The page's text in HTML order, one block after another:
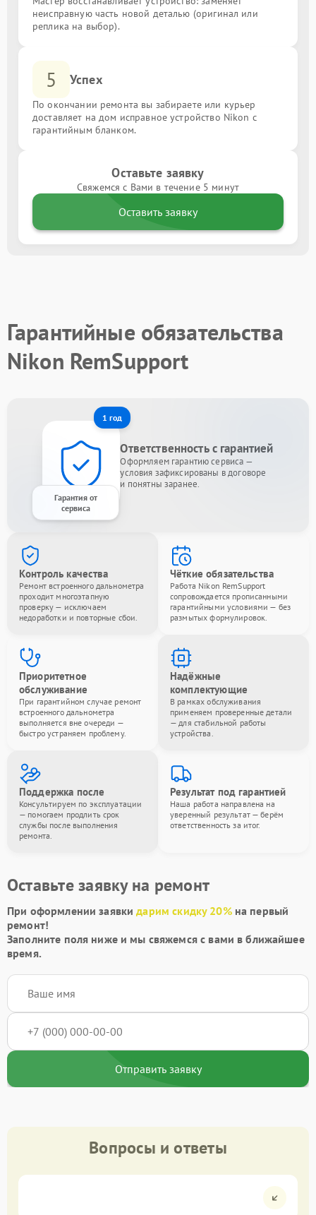
неисправную часть новой деталью (оригинал или
реплика на выбор).
5 Успех
По окончании ремонта вы забираете или курьер
доставляет на дом исправное устройство Nikon с
гарантийным бланком.
Оставьте заявку
Свяжемся с Вами в течение 5 минут
Оставить заявку
Гарантийные обязательства
Nikon RemSupport
1 год
Гарантия от
сервиса
Ответственность с гарантией
Оформляем гарантию сервиса —
условия зафиксированы в договоре
и понятны заранее.
Контроль качества
Ремонт встроенного дальнометра
проходит многоэтапную
проверку — исключаем
недоработки и повторные сбои.
Чёткие обязательства
Работа Nikon RemSupport
сопровождается прописанными
гарантийными условиями — без
размытых формулировок.
Приоритетное
обслуживание
При гарантийном случае ремонт
встроенного дальнометра
выполняется вне очереди —
быстро устраняем проблему.
Надёжные
комплектующие
В рамках обслуживания
применяем проверенные детали
— для стабильной работы
устройства.
Поддержка после
Консультируем по эксплуатации
— помогаем продлить срок
службы после выполнения
ремонта.
Результат под гарантией
Наша работа направлена на
уверенный результат — берём
ответственность за итог.
Оставьте заявку на ремонт
При оформлении заявкидарим скидку 20%на первый
ремонт!
Заполните поля ниже и мы свяжемся с вами в ближайшее
время.
Отправить заявку
Вопросы и ответы